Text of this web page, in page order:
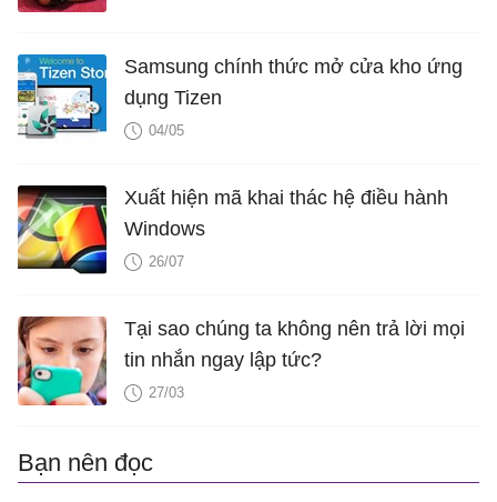
Samsung chính thức mở cửa kho ứng
dụng Tizen
04/05
Xuất hiện mã khai thác hệ điều hành
Windows
26/07
Tại sao chúng ta không nên trả lời mọi
tin nhắn ngay lập tức?
27/03
Bạn nên đọc